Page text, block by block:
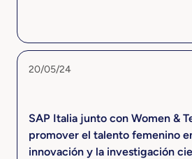
20/05/24
SAP Italia junto con Women &
promover el talento femenino
innovación y la investigación